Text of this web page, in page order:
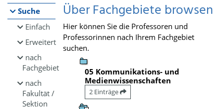
Suche
Einfach
Erweitert
nach
Fachgebiet
nach
Fakultät /
Sektion
Über Fachgebiete browsen
Hier können Sie die Professoren und
Professorinnen nach Ihrem Fachgebiet
suchen.
05 Kommunikations- und
Medienwissenschaften
2 Einträge